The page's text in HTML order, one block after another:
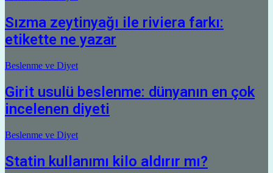
Sızma zeytinyağı ile riviera farkı:
etikette ne yazar
Beslenme ve Diyet
Girit usulü beslenme: dünyanın en çok
incelenen diyeti
Beslenme ve Diyet
Statin kullanımı kilo aldırır mı?